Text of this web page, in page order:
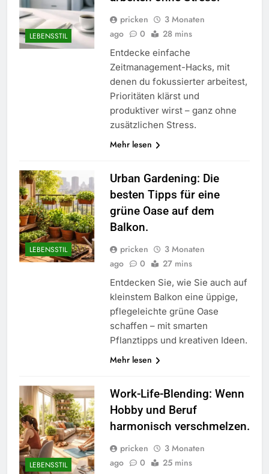
LEBENSSTIL
pricken
3 Monaten
ago
0 28 mins
Entdecke einfache
Zeitmanagement-Hacks, mit
denen du fokussierter arbeitest,
Prioritäten klärst und
produktiver wirst – ganz ohne
zusätzlichen Stress.
Mehr lesen
LEBENSSTIL
Urban Gardening: Die
besten Tipps für eine
grüne Oase auf dem
Balkon.
pricken
3 Monaten
ago
0 27 mins
Entdecken Sie, wie Sie auch auf
kleinstem Balkon eine üppige,
pflegeleichte grüne Oase
schaffen – mit smarten
Pflanztipps und kreativen Ideen.
Mehr lesen
LEBENSSTIL
Work-Life-Blending: Wenn
Hobby und Beruf
harmonisch verschmelzen.
pricken
3 Monaten
ago
0 25 mins